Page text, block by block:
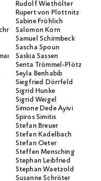
Rudolf Wiethölter
Rupert von Plottnitz
Sabine Fröhlich
Salomon Korn
Samuel Schirmbeck
Sascha Spoun
Saskia Sassen
Senta Trömmel-Plötz
Seyla Benhabib
Siegfried Dörrfeld
Sigrid Hunke
Sigrid Weigel
Simone Dede Ayivi
Spiros Simitis
Stefan Breuer
Stefan Kadelbach
Stefan Oeter
Steffen Mensching
Stephan Leibfried
Stephan Waetzold
Susanne Schröter